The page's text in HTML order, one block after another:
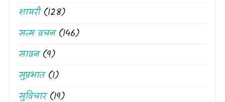
शायरी(128)
सत्य वचन(146)
सावन(9)
सुप्रभात(1)
सुविचार(19)